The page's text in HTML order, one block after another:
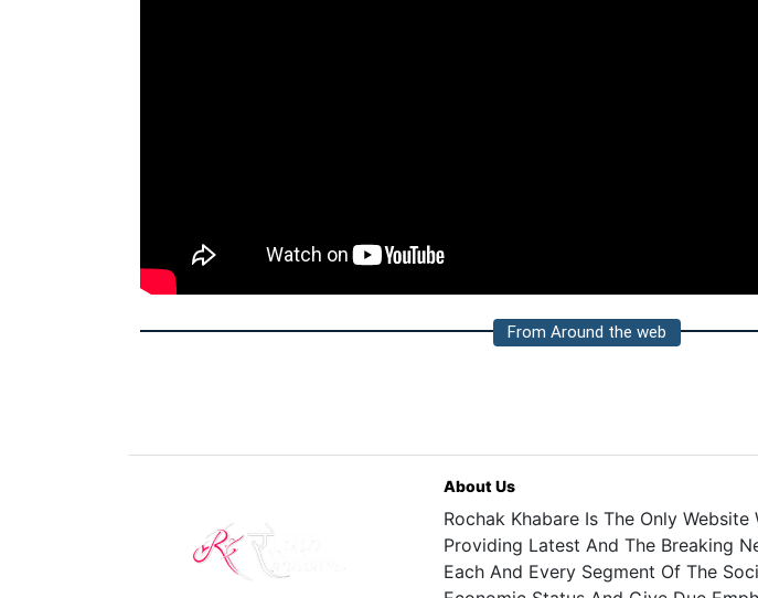
From Around the web
About Us
Rochak Khabare Is The Only
Providing Latest And The Breaking
Each And Every Segment Of The